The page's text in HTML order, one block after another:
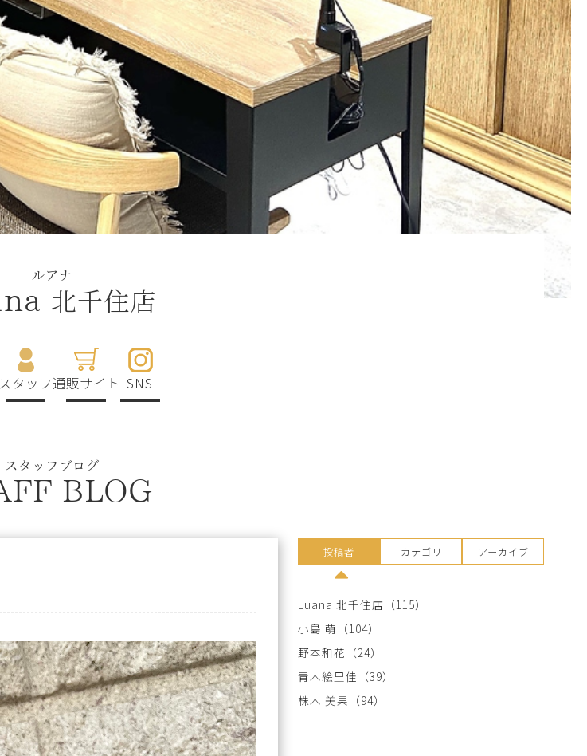
ルアナ
北千住店
スタッフ通販サイト SNS
スタッフブログ
BLOG
投稿者 カテゴリ アーカイブ
Luana 北千住店 （115）
小島 萌 （104）
野本和花 （24）
青木絵里佳 （39）
株木 美果 （94）